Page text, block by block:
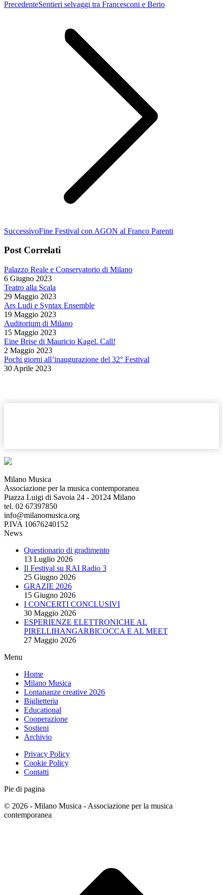
PrecedentePost
Sentieri selvaggi tra Francesconi e Berio
SuccessivoProssimo
Fine Festival con AGON al Franco Parenti
Post Correlati
Palazzo Reale e Conservatorio di Milano
6 Giugno 2023
Teatro alla Scala
29 Maggio 2023
Ars Ludi e Syntax Ensemble
19 Maggio 2023
Auditorium di Milano
15 Maggio 2023
Eine Brise di Mauricio Kagel. Call!
2 Maggio 2023
Pochi giorni all’inaugurazione del 32° Festival
30 Aprile 2023
Milano Musica
Associazione per la musica contemporanea
Piazza Luigi di Savoia 24 - 20124 Milano
tel. 02 67397850
info@milanomusica.org
P.IVA 10676240152
News
Questionario di gradimento
13 Luglio 2026
Il Festival su RAI Radio 3
25 Giugno 2026
GRAZIE 2026
15 Giugno 2026
I CONCERTI CONCLUSIVI
30 Maggio 2026
ESPERIENZE ELETTRONICHE AL
PIRELLIHANGARBICOCCA E AL MEET
27 Maggio 2026
Menu
Home
Milano Musica
Lontananze creative 2026
Biglietteria
Educational
Cooperazione
Sostieni
Archivio
Privacy Policy
Cookie Policy
Contatti
Pie di pagina
© 2026 - Milano Musica - Associazione per la musica
contemporanea